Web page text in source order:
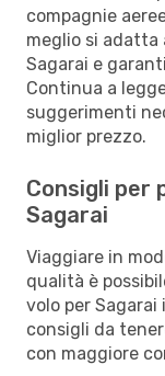
compagnie
meglio si adatta
Sagarai e
Continua a
suggerimenti
miglior prezzo.
Consigli per
Sagarai
Viaggiare in
qualità è
volo per Sagarai
consigli da
con maggiore